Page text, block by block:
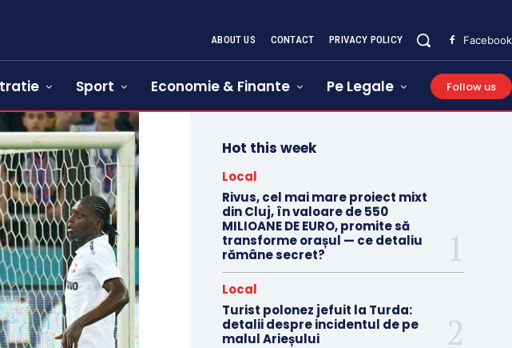
ABOUT US CONTACT PRIVACY POLICY Facebook
Sport Economie & Finante Pe Legale Follow us
Hot this week
Local
Rivus, cel mai mare proiect mixt
din Cluj, în valoare de 550
MILIOANE DE EURO, promite să
transforme orașul — ce detaliu
rămâne secret?
Local
Turist polonez jefuit la Turda:
detalii despre incidentul de pe
malul Arieșului